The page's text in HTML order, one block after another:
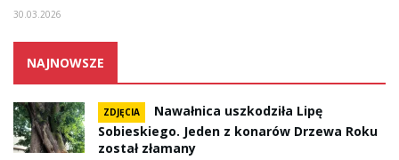
30.03.2026
NAJNOWSZE
ZDJĘCIA
Nawałnica uszkodziła Lipę
Sobieskiego. Jeden z konarów Drzewa Roku
został złamany